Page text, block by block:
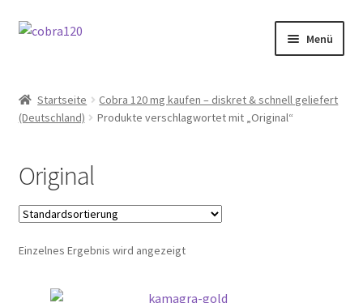
Zur
Zum
Menü
Cobra 120 mg
Kamagra Oral Jelly
Angebote
Sildenafil ohne Rezept
Sildenafil 120 mg
Startseite
Cobra 120 mg kaufen – diskret & schnell geliefert
(Deutschland)
Produkte verschlagwortet mit „Original“
Original
Einzelnes Ergebnis wird angezeigt